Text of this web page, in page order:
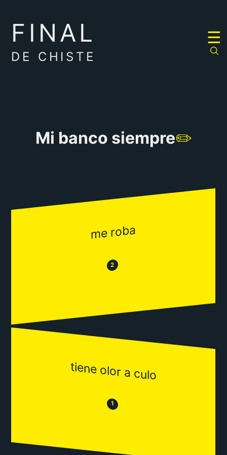
FINAL
DE CHISTE
☰
Mi banco siempre✏️
me roba
😒 2 😂
tiene olor a culo
😒 1 😂